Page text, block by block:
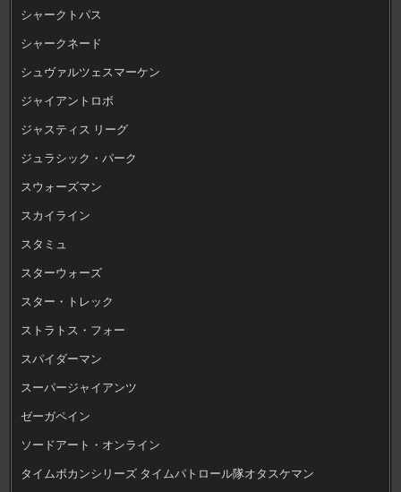
シャークトパス
シャークネード
シュヴァルツェスマーケン
ジャイアントロボ
ジャスティス リーグ
ジュラシック・パーク
スウォーズマン
スカイライン
スタミュ
スターウォーズ
スター・トレック
ストラトス・フォー
スパイダーマン
スーパージャイアンツ
ゼーガペイン
ソードアート・オンライン
タイムボカンシリーズ タイムパトロール隊オタスケマン